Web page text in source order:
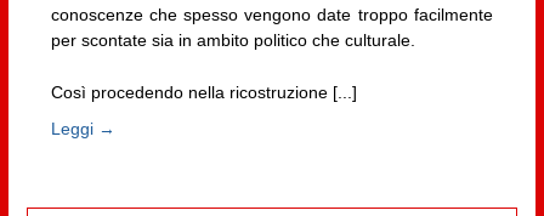
conoscenze che spesso vengono date troppo facilmente
per scontate sia in ambito politico che culturale.
Così procedendo nella ricostruzione [...]
Leggi →